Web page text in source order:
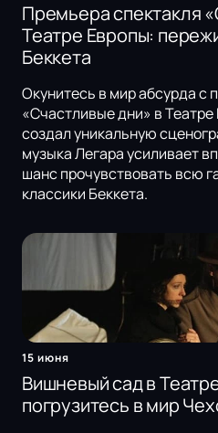
Премьера спектакля
Театре Европы:
Беккета
Окунитесь в мир абсурда с
«Счастливые дни» в
создал уникальную
музыка Легара усиливает
шанс прочувствовать всю
классики Беккета.
15 июня
Вишневый сад в
погрузитесь в мир